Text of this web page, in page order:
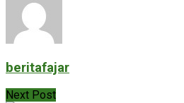
beritafajar
Next Post